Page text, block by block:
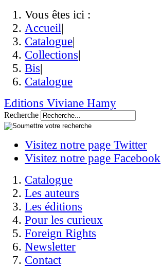
Vous êtes ici :
Accueil|
Catalogue|
Collections|
Bis|
Catalogue
Editions Viviane Hamy
Recherche
Visitez notre page Twitter
Visitez notre page Facebook
Catalogue
Les auteurs
Les éditions
Pour les curieux
Foreign Rights
Newsletter
Contact